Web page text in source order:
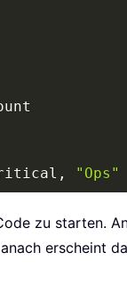
,
"Ops"
zu starten.
erscheint